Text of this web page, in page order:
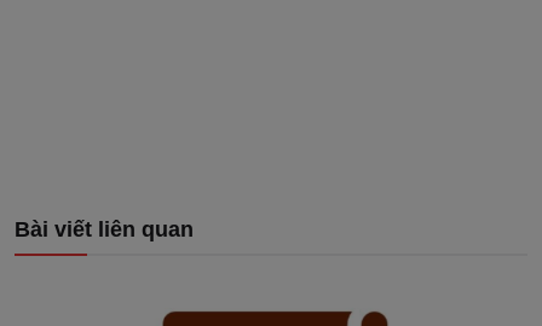
Bài viết liên quan